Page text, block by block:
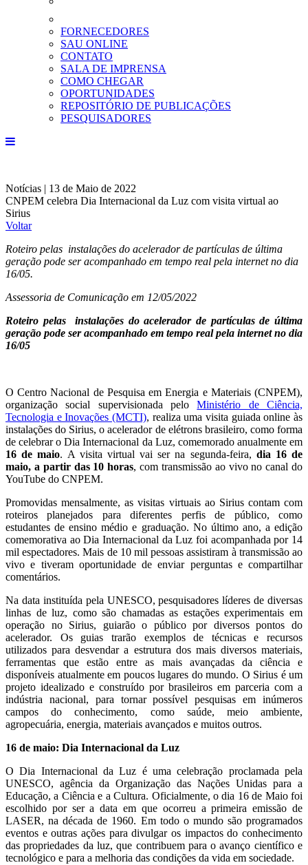
FORNECEDORES
SAU ONLINE
CONTATO
SALA DE IMPRENSA
COMO CHEGAR
OPORTUNIDADES
REPOSITÓRIO DE PUBLICAÇÕES
PESQUISADORES
Notícias | 13 de Maio de 2022
CNPEM celebra Dia Internacional da Luz com visita virtual ao
Sirius
Voltar
Roteiro pelas instalações do acelerador de partículas de última
geração pode ser acompanhado em tempo real pela internet no dia
16/05.
Assessoria de Comunicação em 12/05/2022
Roteiro pelas instalações do acelerador de partículas de última
geração pode ser acompanhado em tempo real pela internet no dia
16/05
O Centro Nacional de Pesquisa em Energia e Materiais (CNPEM),
organização social supervisionada peloMinistério de Ciência,
Tecnologia e Inovações (MCTI), realiza uma visita guiada online às
instalações do Sirius, o acelerador de elétrons brasileiro, como forma
de celebrar o Dia Internacional da Luz, comemorado anualmente em
16 de maio. A visita virtual vai ser na segunda-feira, dia 16 de
maio, a partir das 10 horas, com transmissão ao vivo no canal do
YouTube do CNPEM.
Promovidas mensalmente, as visitas virtuais ao Sirius contam com
roteiros planejados para diferentes perfis de público, como
estudantes de ensino médio e graduação. No último ano, a edição
comemorativa ao Dia Internacional da Luz foi acompanhada por 14
mil espectadores. Mais de 10 mil pessoas assistiram à transmissão ao
vivo e tiveram oportunidade de enviar perguntas e compartilhar
comentários.
Na data instituída pela UNESCO, pesquisadores líderes de diversas
linhas de luz, como são chamadas as estações experimentais em
operação no Sirius, guiarão o público por diversos pontos do
acelerador. Os guias trarão exemplos de técnicas e recursos
utilizados para desvendar a estrutura dos mais diversos materiais,
ferramentas que estão entre as mais avançadas da ciência e
disponíveis atualmente em poucos lugares do mundo. O Sirius é um
projeto idealizado e construído por brasileiros em parceria com a
indústria nacional, para tornar possível pesquisas em inúmeros
campos do conhecimento, como saúde, meio ambiente,
agropecuária, energia, materiais avançados e muitos outros.
16 de maio: Dia Internacional da Luz
O Dia Internacional da Luz é uma celebração proclamada pela
UNESCO, agência da Organização das Nações Unidas para a
Educação, a Ciência e a Cultura. Oficialmente, o dia 16 de Maio foi
escolhido por ser a data em que ocorreu a primeira emissão de
LASER, na década de 1960. Em todo o mundo são programados
eventos e outras ações para divulgar os impactos do conhecimento
das propriedades da luz, que contribuem para o avanço científico e
tecnológico e para a melhoria das condições da vida em sociedade.